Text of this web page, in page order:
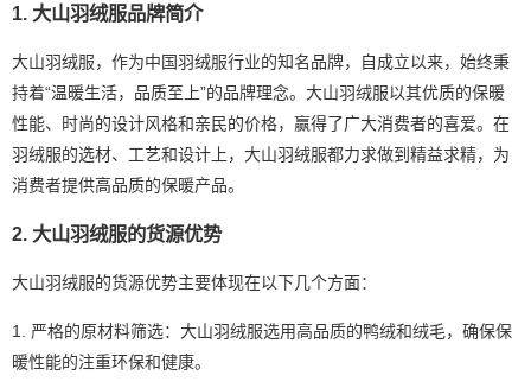
1. 大山羽绒服品牌简介
大山羽绒服，作为中国羽绒服行业的知名品牌，自成立以来，始终秉
持着“温暖生活，品质至上”的品牌理念。大山羽绒服以其优质的保暖
性能、时尚的设计风格和亲民的价格，赢得了广大消费者的喜爱。在
羽绒服的选材、工艺和设计上，大山羽绒服都力求做到精益求精，为
消费者提供高品质的保暖产品。
2. 大山羽绒服的货源优势
大山羽绒服的货源优势主要体现在以下几个方面：
1. 严格的原材料筛选：大山羽绒服选用高品质的鸭绒和绒毛，确保保
暖性能的注重环保和健康。